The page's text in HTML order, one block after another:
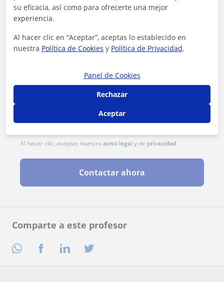
Comparte a este profesor
Al hacer clic, aceptas nuestroaviso legal y de privacidad
Contactar ahora
su eficacia, así como para ofrecerte una mejor
experiencia.
Al hacer clic en “Aceptar”, aceptas lo establecido en
nuestra Política de Cookies y Política de Privacidad.
Panel de Cookies
Rechazar
Aceptar